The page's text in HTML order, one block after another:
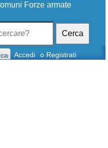
Forze armate
Cerca
Accedi o Registrati